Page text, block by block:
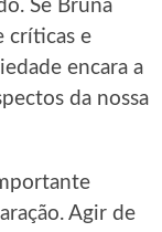
Se Bruna
críticas e
encara a
da nossa
Agir de